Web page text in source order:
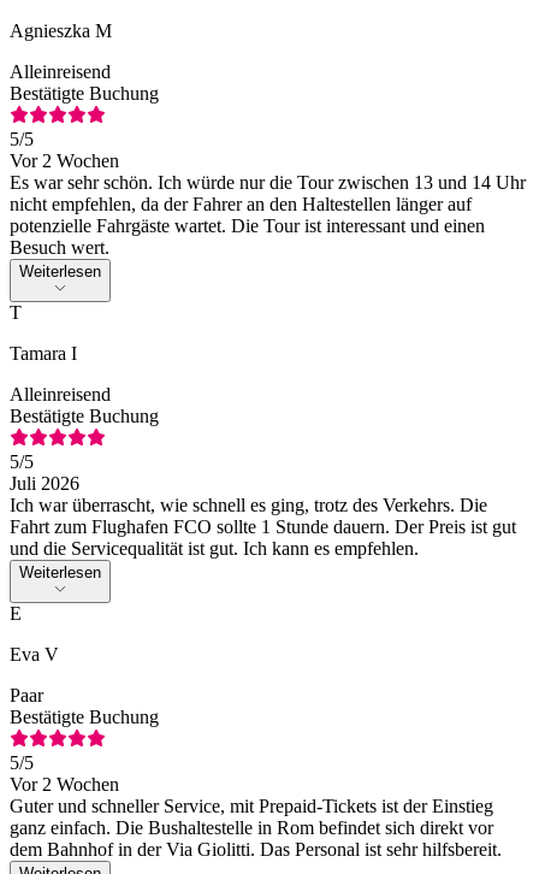
Agnieszka M
Alleinreisend
Bestätigte Buchung
5/5
Vor 2 Wochen
Es war sehr schön. Ich würde nur die Tour zwischen 13 und 14 Uhr
nicht empfehlen, da der Fahrer an den Haltestellen länger auf
potenzielle Fahrgäste wartet. Die Tour ist interessant und einen
Besuch wert.
Weiterlesen
T
Tamara I
Alleinreisend
Bestätigte Buchung
5/5
Juli 2026
Ich war überrascht, wie schnell es ging, trotz des Verkehrs. Die
Fahrt zum Flughafen FCO sollte 1 Stunde dauern. Der Preis ist gut
und die Servicequalität ist gut. Ich kann es empfehlen.
Weiterlesen
E
Eva V
Paar
Bestätigte Buchung
5/5
Vor 2 Wochen
Guter und schneller Service, mit Prepaid-Tickets ist der Einstieg
ganz einfach. Die Bushaltestelle in Rom befindet sich direkt vor
dem Bahnhof in der Via Giolitti. Das Personal ist sehr hilfsbereit.